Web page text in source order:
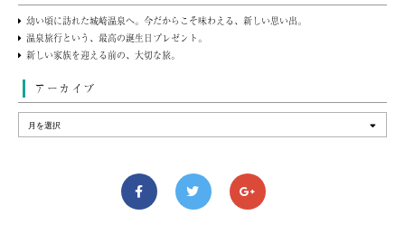
幼い頃に訪れた城崎温泉へ。今だからこそ味わえる、新しい思い出。
温泉旅行という、最高の誕生日プレゼント。
新しい家族を迎える前の、大切な旅。
アーカイブ